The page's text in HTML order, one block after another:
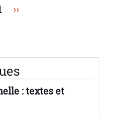
Page suivante
››
: textes et